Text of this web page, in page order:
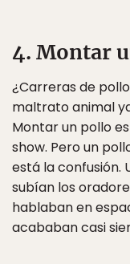
4. Montar
¿Carreras de
maltrato animal
Montar un pollo
show. Pero un
está la confusión.
subían los
hablaban en
acababan casi